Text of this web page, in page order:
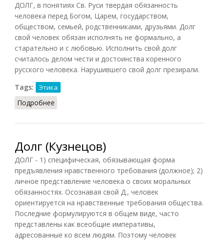
ДОЛГ, в понятиях Св. Руси твердая обязанность
человека перед Богом, Царем, государством,
обществом, семьей, родственниками, друзьями. Долг
свой человек обязан исполнять не формально, а
старательно и с любовью. Исполнить свой долг
считалось делом чести и достоинства коренного
русского человека. Нарушившего свой долг презирали.
Tags:
Этика
Подробнее
Долг (Кузнецов)
ДОЛГ - 1) специфическая, обязывающая форма
предъявления нравственного требования (должное); 2)
личное представление человека о своих моральных
обязанностях. Осознавая свой Д., человек
ориентируется на нравственные требования общества.
Последние формулируются в общем виде, часто
представлены как всеобщие императивы,
адресованные ко всем людям. Поэтому человек